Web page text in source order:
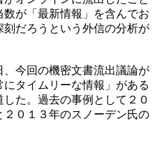
が「最新情報」を含んでお
だろうという外信の分析が
今回の機密文書流出議論が
タイムリーな情報」がある
た。過去の事例として２０
２０１３年のスノーデン氏の